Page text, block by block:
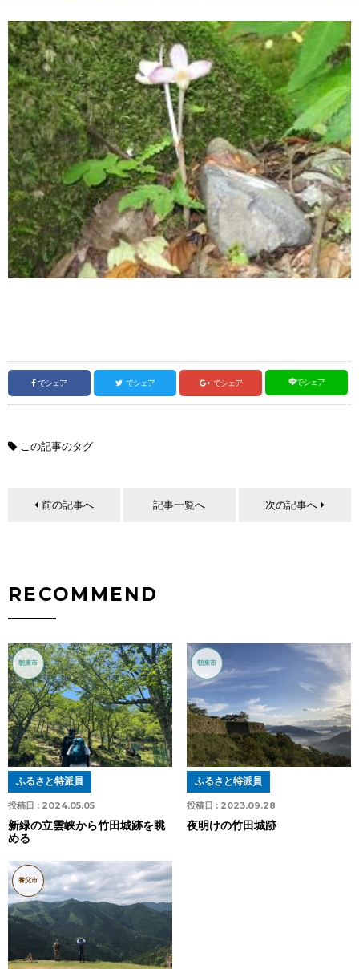
でシェア でシェア でシェア でシェア
この記事のタグ
前の記事へ 記事一覧へ 次の記事へ
RECOMMEND
朝来市
投稿日 : 2024.05.05
ふるさと特派員
新緑の立雲峡から竹田城跡を眺
める
朝来市
投稿日 : 2023.09.28
ふるさと特派員
夜明けの竹田城跡
養父市